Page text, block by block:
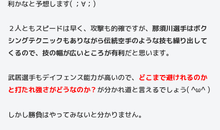
利かなと予想します( ；∀；)
２人ともスピードは早く、攻撃も的確ですが、 那須川選手はボク
シングテクニックもありながら伝統空手のような技も繰り出して
くるので、技の幅が広いところが有利だと思います。
武居選手もデイフェンス能力が高いので、 どこまで避けれるのか
と打たれ強さがどうなのか？ が分かれ道と言えるでしょう( ^ω^ )
しかし勝負はやってみないと分かりません。